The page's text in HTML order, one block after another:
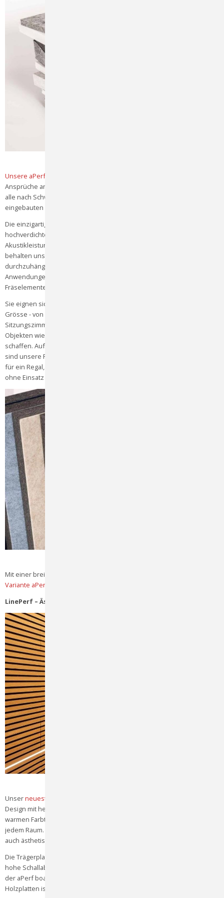
Unsere aPerf-Akustikplatten
Ansprüche an Qualität, Sicherheit und Individualität zu erfüllen. Sie sind
alle nach Schweizer Norm Brandschutz-zertifiziert, sowohl im
eingebauten Zustand als auch im Rohzustand.
Die einzigartige Qualität unserer aPerf-Platten wird durch
hochverdichtete Fasern erreicht, die eine ausgezeichnete
Akustikleistung gewährleisten. Selbst nach langer Nutzungsdauer
behalten unsere Platten ihre Form und strukturelle Integrität bei, ohne
durchzuhängen. Dies macht sie ideal für eine Vielzahl von
Anwendungen, von Deckensegeln bis hin zu gestalterischen
Fräselementen.
Sie eignen sich perfekt für Privathaushalte, Unternehmen jeder
Grösse - von Produktionshallen über Büros bis hin zu
Sitzungszimmern - Wandbilder, Möbel und Verkleidungen von
Objekten wie Mobiliar, um eine optimale akustische Umgebung zu
schaffen. Aufgrund ihrer herausragenden Eigenstabilität und Qualität
sind unsere Platten ideal für den Möbelbau geeignet, beispielsweise
für ein Regal, das ausschliesslich aus Akustikplatten gefertigt wird,
ohne Einsatz von Holz oder Kunststoff.
Mit einer breiten Palette schöner Farben, darunter auch unsere
Variante aPerf Colour,
LinePerf – Ästhetik trifft auf Akustikleistung
Unserneuestes Produkt, LinePerf,
Design mit herausragender Akustikleistung. Die klaren Linien und
warmen Farbtöne schaffen eine ruhige und gelassene Atmosphäre in
jedem Raum. Dabei überzeugt LinePerf nicht nur akustisch, sondern
auch ästhetisch und trägt zu einem angenehmen Raumklima bei.
Die Trägerplatte aus europäischen Polyesterfasern ermöglicht eine
hohe Schallabsorption, ohne auf Mineralwolle zurückzugreifen. Dank
der aPerf board Technologie und der einfachen Verarbeitung wie bei
Holzplatten ist LinePerf vielseitig einsetzbar und leicht zu installieren.